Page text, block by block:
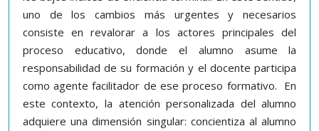
uno de los cambios más urgentes y necesarios
consiste en revalorar a los actores principales del
proceso educativo, donde el alumno asume la
responsabilidad de su formación y el docente participa
como agente facilitador de ese proceso formativo. En
este contexto, la atención personalizada del alumno
adquiere una dimensión singular: concientiza al alumno